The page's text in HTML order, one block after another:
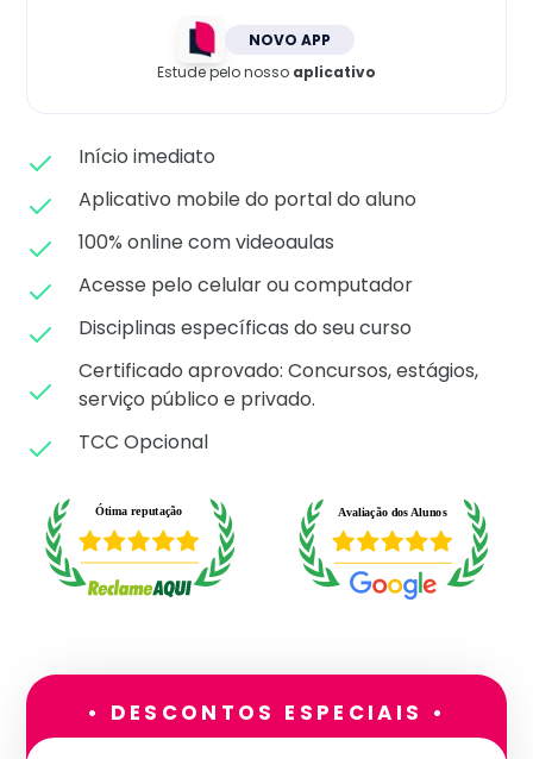
NOVO APP
Estude pelo nosso aplicativo
Início imediato
Aplicativo mobile do portal do aluno
100% online com videoaulas
Acesse pelo celular ou computador
Disciplinas específicas do seu curso
Certificado aprovado: Concursos, estágios,
serviço público e privado.
TCC Opcional
• DESCONTOS ESPECIAIS •